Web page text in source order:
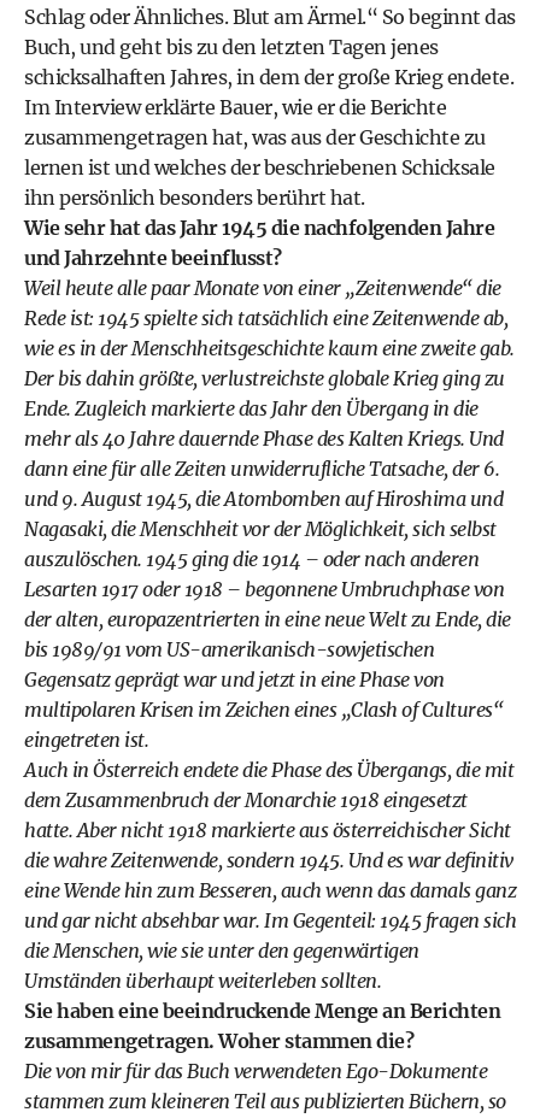
Schlag oder Ähnliches. Blut am Ärmel.“ So beginnt das
Buch, und geht bis zu den letzten Tagen jenes
schicksalhaften Jahres, in dem der große Krieg endete.
Im Interview erklärte Bauer, wie er die Berichte
zusammengetragen hat, was aus der Geschichte zu
lernen ist und welches der beschriebenen Schicksale
ihn persönlich besonders berührt hat.
Wie sehr hat das Jahr 1945 die nachfolgenden Jahre
und Jahrzehnte beeinflusst?
Weil heute alle paar Monate von einer „Zeitenwende“ die
Rede ist: 1945 spielte sich tatsächlich eine Zeitenwende ab,
wie es in der Menschheitsgeschichte kaum eine zweite gab.
Der bis dahin größte, verlustreichste globale Krieg ging zu
Ende. Zugleich markierte das Jahr den Übergang in die
mehr als 40 Jahre dauernde Phase des Kalten Kriegs. Und
dann eine für alle Zeiten unwiderrufliche Tatsache, der 6.
und 9. August 1945, die Atombomben auf Hiroshima und
Nagasaki, die Menschheit vor der Möglichkeit, sich selbst
auszulöschen. 1945 ging die 1914 – oder nach anderen
Lesarten 1917 oder 1918 – begonnene Umbruchphase von
der alten, europazentrierten in eine neue Welt zu Ende, die
bis 1989/91 vom US-amerikanisch-­sowjetischen
Gegensatz geprägt war und jetzt in eine Phase von
multipolaren Krisen im Zeichen eines „Clash of Cultures“
eingetreten ist.
Auch in Österreich endete die Phase des Übergangs, die mit
dem Zusammenbruch der Monarchie 1918 eingesetzt
hatte. Aber nicht 1918 markierte aus österreichischer Sicht
die wahre Zeitenwende, sondern 1945. Und es war definitiv
eine Wende hin zum Besseren, auch wenn das damals ganz
und gar nicht absehbar war. Im Gegenteil: 1945 fragen sich
die Menschen, wie sie unter den gegenwärtigen
Umständen überhaupt weiterleben sollten.
Sie haben eine beeindruckende Menge an Berichten
zusammengetragen. Woher stammen die?
Die von mir für das Buch verwendeten Ego-Dokumente
stammen zum kleineren Teil aus publizierten Büchern, so